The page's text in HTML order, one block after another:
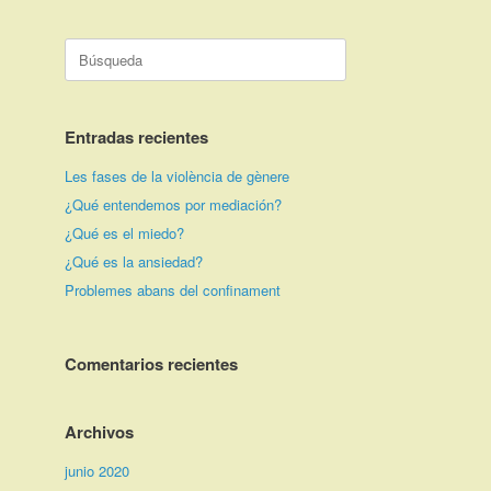
Buscar:
Entradas recientes
Les fases de la violència de gènere
¿Qué entendemos por mediación?
¿Qué es el miedo?
¿Qué es la ansiedad?
Problemes abans del confinament
Comentarios recientes
Archivos
junio 2020